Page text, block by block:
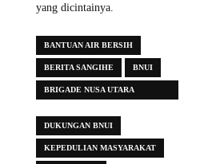
yang dicintainya.
BANTUAN AIR BERSIH
BERITA SANGIHE BNUI
BRIGADE NUSA UTARA
DUKUNGAN BNUI
KEPEDULIAN MASYARAKAT